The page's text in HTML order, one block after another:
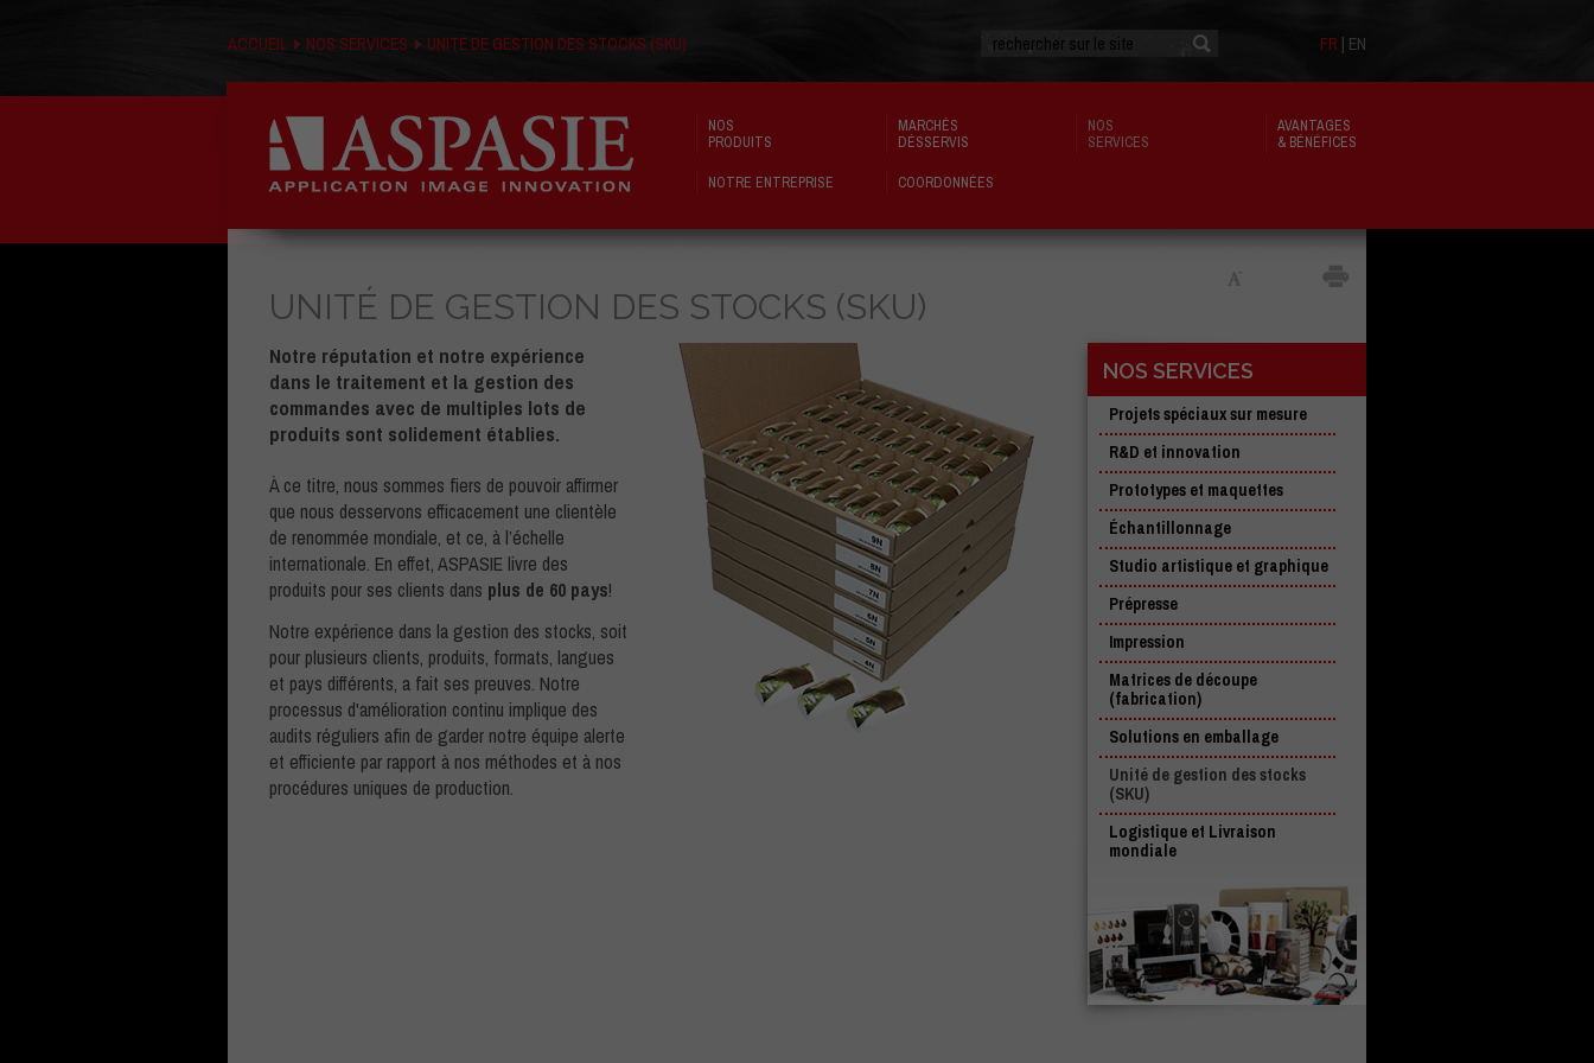
FR | EN
NOS
PRODUITS
MARCHÉS
DÉSSERVIS
NOS
SERVICES
AVANTAGES
& BÉNÉFICES
NOTRE ENTREPRISE COORDONNÉES
ACCUEIL NOS SERVICES UNITÉ DE GESTION DES STOCKS (SKU)
NOS SERVICES
Projets spéciaux sur mesure
R&D et innovation
Prototypes et maquettes
Échantillonnage
Studio artistique et graphique
Prépresse
Impression
Matrices de découpe
(fabrication)
Solutions en emballage
Unité de gestion des stocks
(SKU)
Logistique et Livraison
mondiale
UNITÉ DE GESTION DES STOCKS (SKU)
Notre réputation et notre expérience
dans le traitement et la gestion des
commandes avec de multiples lots de
produits sont solidement établies.
À ce titre, nous sommes fiers de pouvoir affirmer
que nous desservons efficacement une clientèle
de renommée mondiale, et ce, à l’échelle
internationale. En effet, ASPASIE livre des
produits pour ses clients dans plus de 60 pays!
Notre expérience dans la gestion des stocks, soit
pour plusieurs clients, produits, formats, langues
et pays différents, a fait ses preuves. Notre
processus d'amélioration continu implique des
audits réguliers afin de garder notre équipe alerte
et efficiente par rapport à nos méthodes et à nos
procédures uniques de production.